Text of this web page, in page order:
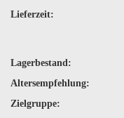
Lieferzeit:
Lagerbestand:
Altersempfehlung:
Zielgruppe: